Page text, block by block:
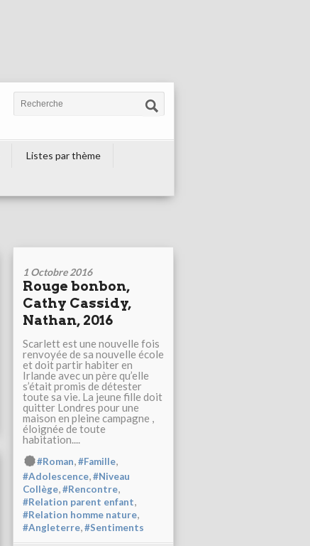
Listes par thème
1 Octobre 2016
Rouge bonbon,
Cathy Cassidy,
Nathan, 2016
Scarlett est une nouvelle fois
renvoyée de sa nouvelle école
et doit partir habiter en
Irlande avec un père qu’elle
s’était promis de détester
toute sa vie. La jeune fille doit
quitter Londres pour une
maison en pleine campagne ,
éloignée de toute
habitation....
#Roman #Famille
#Adolescence,#Niveau
Collège,#Rencontre,
#Relation parent enfant,
#Relation homme nature,
#Angleterre,#Sentiments